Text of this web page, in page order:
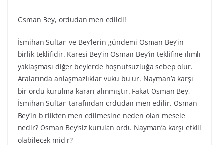
Osman Bey, ordudan men edildi!
İsmihan Sultan ve Bey’lerin gündemi Osman Bey’in
birlik teklifidir. Karesi Bey’in Osman Bey’in teklifine ılımlı
yaklaşması diğer beylerde hoşnutsuzluğa sebep olur.
Aralarında anlaşmazlıklar vuku bulur. Nayman’a karşı
bir ordu kurulma kararı alınmıştır. Fakat Osman Bey,
İsmihan Sultan tarafından ordudan men edilir. Osman
Bey’in birlikten men edilmesine neden olan mesele
nedir? Osman Bey’siz kurulan ordu Nayman’a karşı etkili
olabilecek midir?